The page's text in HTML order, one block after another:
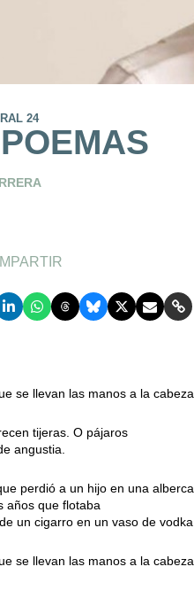
24
se llevan las manos a la cabeza.
tijeras. O pájaros
angustia.
perdió a un hijo en una alberca.
años que flotaba
un cigarro en un vaso de vodka.
se llevan las manos a la cabeza.